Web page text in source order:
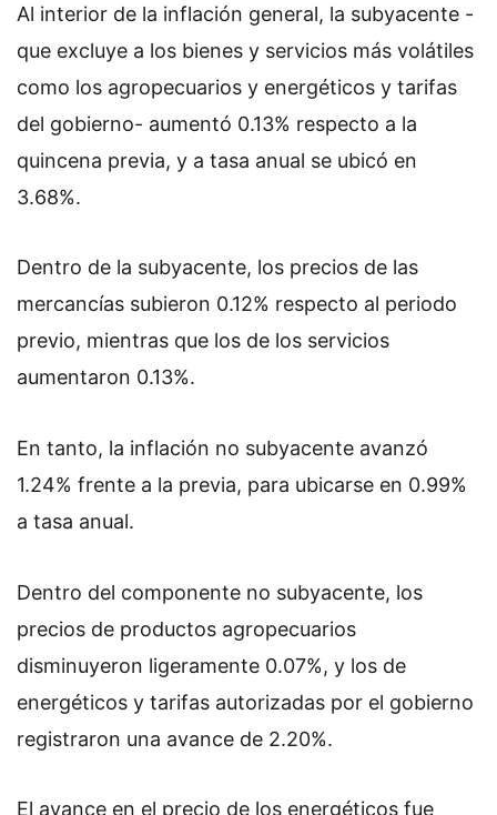
Al interior de la inflación general, la subyacente -
que excluye a los bienes y servicios más volátiles
como los agropecuarios y energéticos y tarifas
del gobierno- aumentó 0.13% respecto a la
quincena previa, y a tasa anual se ubicó en
3.68%.
Dentro de la subyacente, los precios de las
mercancías subieron 0.12% respecto al periodo
previo, mientras que los de los servicios
aumentaron 0.13%.
En tanto, la inflación no subyacente avanzó
1.24% frente a la previa, para ubicarse en 0.99%
a tasa anual.
Dentro del componente no subyacente, los
precios de productos agropecuarios
disminuyeron ligeramente 0.07%, y los de
energéticos y tarifas autorizadas por el gobierno
registraron una avance de 2.20%.
El avance en el precio de los energéticos fue